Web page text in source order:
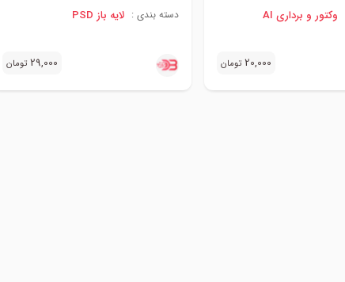
وکتور و برداری AI
20,000 تومان
دسته بندی : لایه باز PSD
29,000 تومان